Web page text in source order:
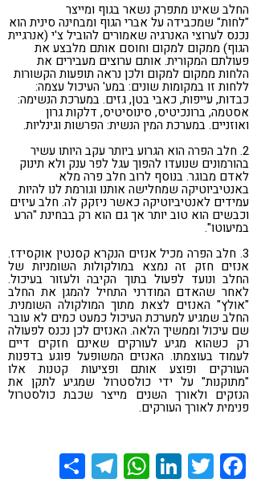
החלב שאינו מתפרק נשאר בגוף ומייצר
"לחות" שמכבידה על אברי הגוף ומבחינה סינית הוא
נכנס לערוצי האנרגיה שאמורים להוביל צ'י (אנרגיית
הגוף) ממקום למקום וחוסם אותם מלבצע את
פעולתם המקורית. אותם ערוצים מעבירים את
הלחות ממקום למקום ולכן נראה תופעות הקשורות
ללחות זו במקומות שונים: במע' העיכול עצמה:
כבדות, עייפות, כאבי בטן, גזים. במערכת הנשימה:
אסטמה, ברונכיטיס, סינוסיטיס, דלקות גרון
ואוזניים. במערכת המין הנשית: הפרשות וגינליות.
2. חלב הפרה הוא הגרוע ביותר עקב היותו עשיר
בהורמונים שנועדו להפוך עגל לפר ענק ולא תינוק
לאדם מבוגר. בנוסף לרוב חלב פרה מלא
באנטיביוטיקה שמחלישה אותנו וגורמת לנו להיות
עמידים לאנטיביוטיקה כאשר ניזקק לה. חלב עיזים
וכבשים הוא טוב יותר אך גם הוא רק בבחינת "הרע
במיעוטו".
3. חלב הפרה מכיל אנזים הנקרא קסנטין אוקסידז.
אנזים חזק זה נמצא במולקולות השומניות של
החלב ונועד לפעול בתוך הקיבה ולעזור בעיכול.
לאחר שהאדם המודרני התחיל להמגן את החלב
"אולץ" האנזים לצאת מתוך המולקולה השומנית.
החלב שמגיע למערכת העיכול כמעט כמים לא עובר
שם עיכול וממשיך הלאה. האנזים לכן נכנס לפעולה
רק כשהוא מגיע לעורקים שאינם חזקים דיים
לעמוד בעוצמתו. האנזים המשופעל פוגע בדפנות
העורקים ופוצע אותם ופציעות קטנות אלו
"מתוקנות" על ידי כולסטרול שמגיע לתקן את
הנזקים ולאורך השנים מייצר שכבת כולסטרול
פנימית לאורך העורקים.
Facebook
Twitter
LinkedIn
WhatsApp
Telegram